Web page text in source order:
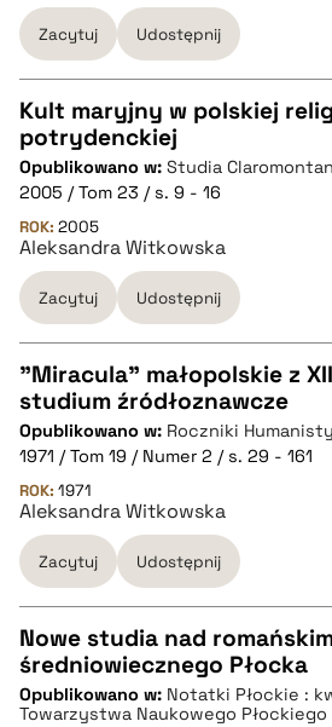
BIBTEX
pobierz cytat
Zacytuj Udostępnij
CZYSTY TEKST
pobierz cytat
BIBTEX
pobierz cytat
Kult maryjny w polskiej
potrydenckiej
Opublikowano w: Studia
2005 / Tom 23 / s. 9 - 16
ROK: 2005
Aleksandra Witkowska
Zacytuj Udostępnij
CZYSTY TEKST
pobierz cytat
BIBTEX
pobierz cytat
"Miracula" małopolskie z
studium źródłoznawcze
Opublikowano w: Roczniki
1971 / Tom 19 / Numer 2 / s. 29 - 161
ROK: 1971
Aleksandra Witkowska
Zacytuj Udostępnij
CZYSTY TEKST
Nowe studia nad
średniowiecznego Płocka
Opublikowano w: Notatki Płockie :
Towarzystwa Naukowego Płockiego